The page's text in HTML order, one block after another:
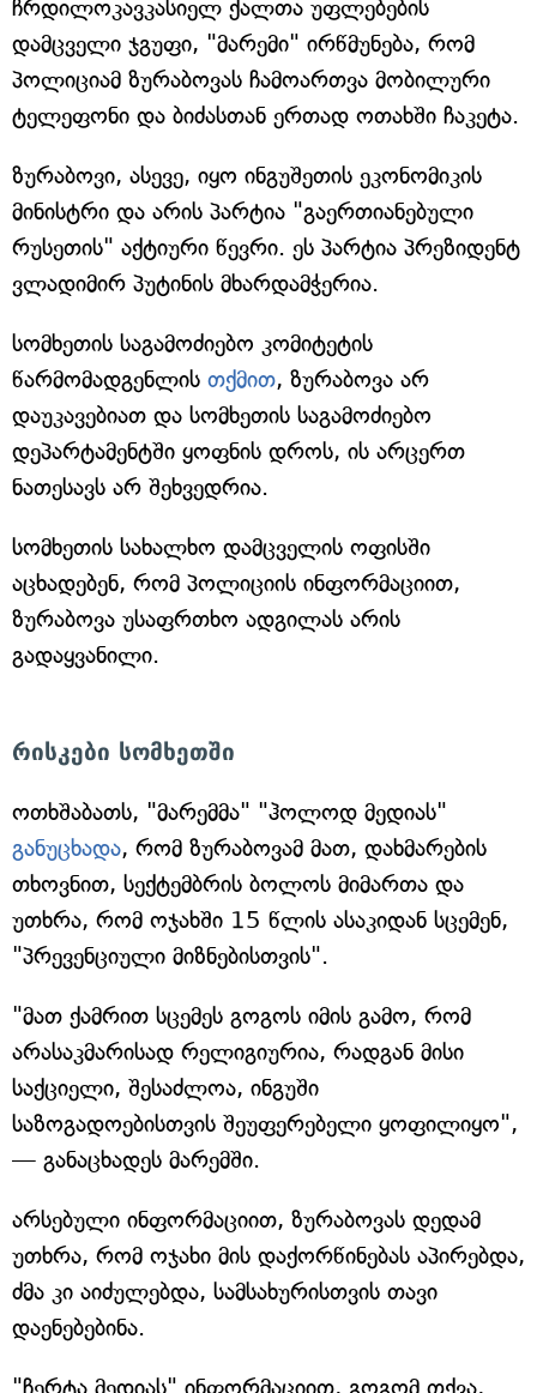
ჩრდილოკავკასიელ ქალთა უფლებების
დამცველი ჯგუფი, "მარემი" ირწმუნება, რომ
პოლიციამ ზურაბოვას ჩამოართვა მობილური
ტელეფონი და ბიძასთან ერთად ოთახში ჩაკეტა.
ზურაბოვი, ასევე, იყო ინგუშეთის ეკონომიკის
მინისტრი და არის პარტია "გაერთიანებული
რუსეთის" აქტიური წევრი. ეს პარტია პრეზიდენტ
ვლადიმირ პუტინის მხარდამჭერია.
სომხეთის საგამოძიებო კომიტეტის
წარმომადგენლის თქმით, ზურაბოვა არ
დაუკავებიათ და სომხეთის საგამოძიებო
დეპარტამენტში ყოფნის დროს, ის არცერთ
ნათესავს არ შეხვედრია.
სომხეთის სახალხო დამცველის ოფისში
აცხადებენ, რომ პოლიციის ინფორმაციით,
ზურაბოვა უსაფრთხო ადგილას არის
გადაყვანილი.
რისკები სომხეთში
ოთხშაბათს, "მარემმა" "ჰოლოდ მედიას"
განუცხადა, რომ ზურაბოვამ მათ, დახმარების
თხოვნით, სექტემბრის ბოლოს მიმართა და
უთხრა, რომ ოჯახში 15 წლის ასაკიდან სცემენ,
"პრევენციული მიზნებისთვის".
"მათ ქამრით სცემეს გოგოს იმის გამო, რომ
არასაკმარისად რელიგიურია, რადგან მისი
საქციელი, შესაძლოა, ინგუში
საზოგადოებისთვის შეუფერებელი ყოფილიყო",
— განაცხადეს მარემში.
არსებული ინფორმაციით, ზურაბოვას დედამ
უთხრა, რომ ოჯახი მის დაქორწინებას აპირებდა,
ძმა კი აიძულებდა, სამსახურისთვის თავი
დაენებებინა.